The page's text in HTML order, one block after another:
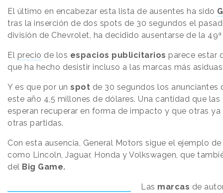
El último en encabezar esta lista de ausentes ha sido
tras la inserción de dos spots de 30 segundos el
división de Chevrolet, ha decidido ausentarse de la
El precio de los espacios publicitarios parece estar
que ha hecho desistir incluso a las marcas más
Y es que por un spot de 30 segundos los anunciantes
este año 4,5 millones de dólares. Una cantidad que
esperan recuperar en forma de impacto y que otras
otras partidas.
Con esta ausencia, General Motors sigue el ejemplo
como Lincoln, Jaguar, Honda y Volkswagen, que
del Big Game.
Las marcas de